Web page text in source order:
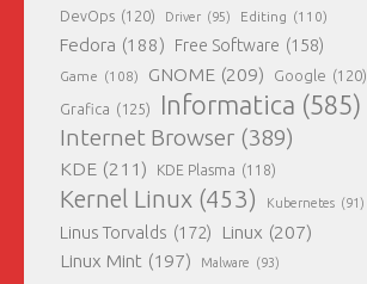
DevOps (120) Driver (95) Editing (110)
Fedora (188) Free Software (158)
Game (108) GNOME (209) Google (120)
Grafica (125) Informatica (585)
Internet Browser (389)
KDE (211) KDE Plasma (118)
Kernel Linux (453) Kubernetes (91)
Linus Torvalds (172) Linux (207)
Linux Mint (197) Malware (93)